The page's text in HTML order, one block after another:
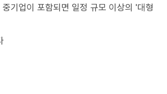
기업이 포함되면 일정 규모 이상의 '대형